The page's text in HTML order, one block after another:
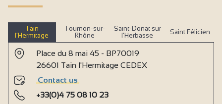
Tain
l’Hermitage
Tournon-sur-
Rhône
Saint-Donat sur
l’Herbasse
Saint Félicien
Place du 8 mai 45 - BP70019
26601 Tain l'Hermitage CEDEX
Contact us
+33(0)4 75 08 10 23